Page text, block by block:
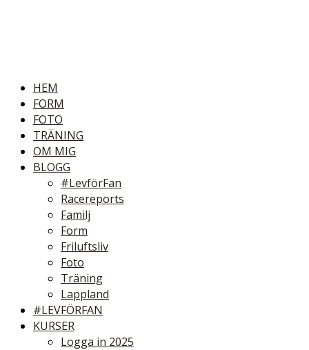
HEM
FORM
FOTO
TRÄNING
OM MIG
BLOGG
#LevförFan
Racereports
Familj
Form
Friluftsliv
Foto
Träning
Lappland
#LEVFÖRFAN
KURSER
Logga in 2025